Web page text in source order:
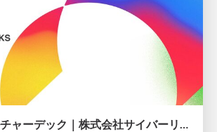
[2026.07] カルチャーデック｜株式会社サイバーリンクス